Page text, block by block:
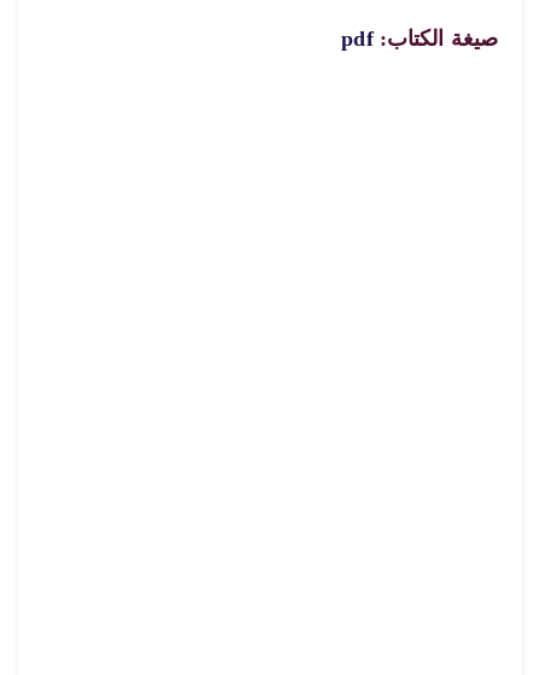
صيغة الكتاب: pdf